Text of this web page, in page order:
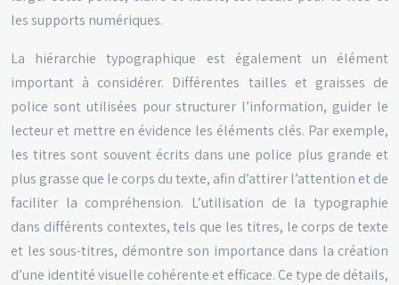
les supports numériques.
La hiérarchie typographique est également un élément
important à considérer. Différentes tailles et graisses de
police sont utilisées pour structurer l’information, guider le
lecteur et mettre en évidence les éléments clés. Par exemple,
les titres sont souvent écrits dans une police plus grande et
plus grasse que le corps du texte, afin d’attirer l’attention et de
faciliter la compréhension. L’utilisation de la typographie
dans différents contextes, tels que les titres, le corps de texte
et les sous-titres, démontre son importance dans la création
d’une identité visuelle cohérente et efficace. Ce type de détails,